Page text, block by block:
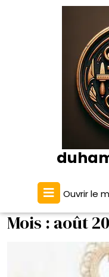
Ouvrir le
Mois : août